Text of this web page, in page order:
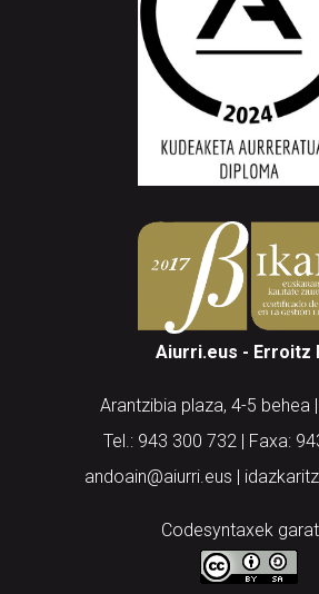
Aiurri.eus - Erroitz
Arantzibia plaza, 4-5 behea
Tel.: 943 300 732 | Faxa:
andoain@aiurri.eus |
Codesyntaxek